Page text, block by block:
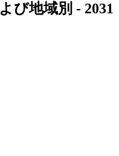
び地域別 - 2031